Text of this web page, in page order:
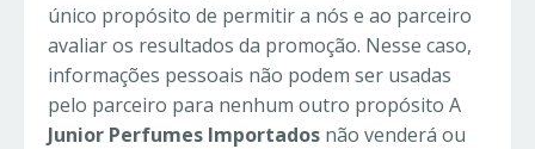
único propósito de permitir a nós e ao parceiro
avaliar os resultados da promoção. Nesse caso,
informações pessoais não podem ser usadas
pelo parceiro para nenhum outro propósito A
Junior Perfumes Importados não venderá ou